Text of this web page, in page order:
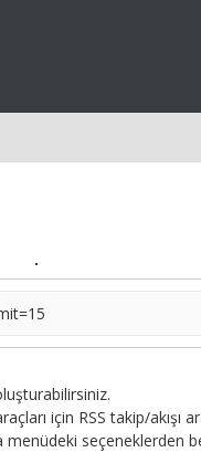
için RSS takip/akışı